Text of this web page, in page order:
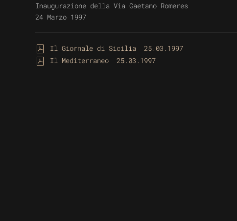
Inaugurazione della Via Gaetano Romeres
24 Marzo 1997
Il Giornale di Sicilia 25.03.1997
Il Mediterraneo 25.03.1997